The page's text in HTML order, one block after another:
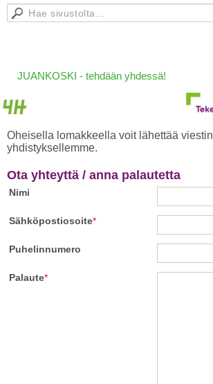
JUANKOSKI - tehdään yhdessä!
Oheisella lomakkeella voit lähettää viestin
yhdistyksellemme.
Ota yhteyttä / anna palautetta
Nimi
Sähköpostiosoite*
Puhelinnumero
Palaute*